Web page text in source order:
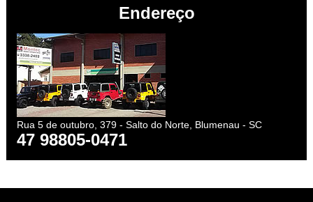
Endereço
Rua 5 de outubro, 379 - Salto do Norte, Blumenau - SC
47 98805-0471